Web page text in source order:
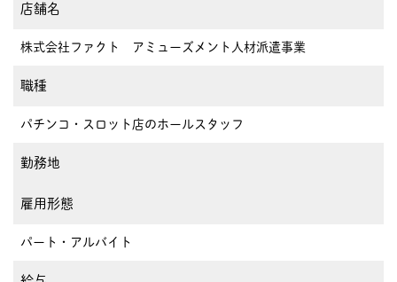
店舗名
株式会社ファクト アミューズメント人材派遣事業
職種
パチンコ・スロット店のホールスタッフ
勤務地
雇用形態
パート・アルバイト